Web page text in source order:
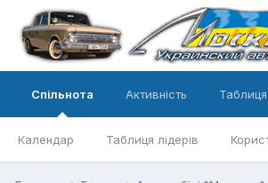
Спільнота
Календар Таблиця лідерів
Активність Таблиця